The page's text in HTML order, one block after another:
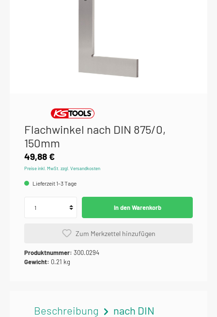
Flachwinkel nach DIN 875/0,
150mm
49,88 €
Preise inkl. MwSt. zzgl. Versandkosten
Lieferzeit 1-3 Tage
In den Warenkorb
Zum Merkzettel hinzufügen
Produktnummer: 300.0294
Gewicht: 0.21 kg
Beschreibung
nach DIN